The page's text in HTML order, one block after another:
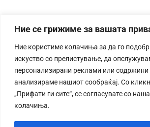
Ние се грижиме за вашата
Ние користиме колачиња за да го
искуство со прелистување, да
персонализирани реклами или содржини
анализираме нашиот сообраќај. Со
„Прифати ги сите“, се согласувате со
колачиња.